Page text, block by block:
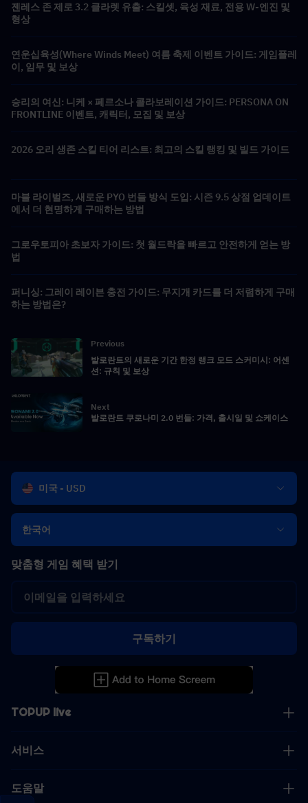
젠레스 존 제로 3.2 클라렛 유출: 스킬셋, 육성 재료, 전용 W-엔진 및
형상
연운십육성(Where Winds Meet) 여름 축제 이벤트 가이드: 게임플레
이, 임무 및 보상
승리의 여신: 니케 × 페르소나 콜라보레이션 가이드: PERSONA ON
FRONTLINE 이벤트, 캐릭터, 모집 및 보상
2026 오리 생존 스킬 티어 리스트: 최고의 스킬 랭킹 및 빌드 가이드
마블 라이벌즈, 새로운 PYO 번들 방식 도입: 시즌 9.5 상점 업데이트
에서 더 현명하게 구매하는 방법
그로우토피아 초보자 가이드: 첫 월드락을 빠르고 안전하게 얻는 방
법
퍼니싱: 그레이 레이븐 충전 가이드: 무지개 카드를 더 저렴하게 구매
하는 방법은?
Previous
발로란트의 새로운 기간 한정 랭크 모드 스커미시: 어센
션: 규칙 및 보상
Next
발로란트 쿠로나미 2.0 번들: 가격, 출시일 및 쇼케이스
미국 - USD
한국어
TOPUP live
서비스
도움말
맞춤형 게임 혜택 받기
구독하기